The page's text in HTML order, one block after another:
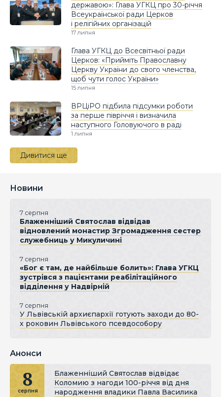
державою»: Глава УГКЦ про 30-річчя
Всеукраїнської ради Церков
і релігійних організацій
17 липня
Глава УГКЦ до Всесвітньої ради
Церков: «Прийміть Православну
Церкву України до свого членства,
щоб чути голос України»
15 липня
ВРЦіРО підбила підсумки роботи
за перше півріччя і визначила
наступного Головуючого в раді
1 липня
Дивитися ще
Новини
7 серпня
Блаженніший Святослав відвідав
відновлений монастир Згромадження сестер
служебниць у Микуличині
7 серпня
«Бог є там, де найбільше болить»: Глава УГКЦ
зустрівся з пацієнтами реабілітаційного
відділення у Надвірній
7 серпня
У Львівській архиєпархії готують заходи до 80-
х роковин Львівського псевдособору
Анонси
8
серпня
Блаженніший Святослав відвідає
Коломию з нагоди 100-річчя від дня
народження владики Павла Василика